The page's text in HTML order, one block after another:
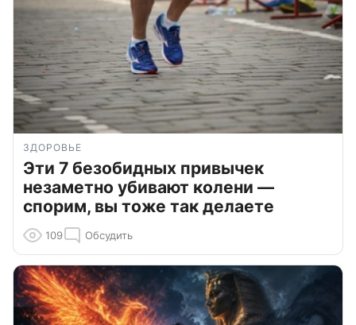
ЗДОРОВЬЕ
Эти 7 безобидных привычек
незаметно убивают колени —
спорим, вы тоже так делаете
109 Обсудить